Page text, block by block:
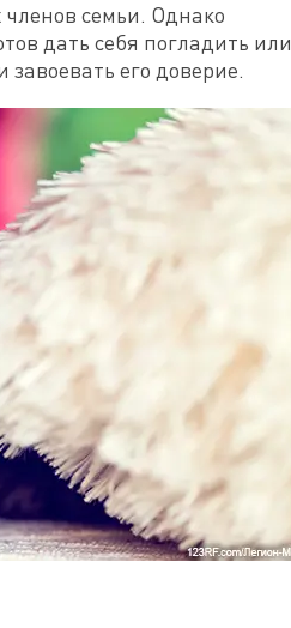
членов семьи. Однако
дать себя погладить или
завоевать его доверие.